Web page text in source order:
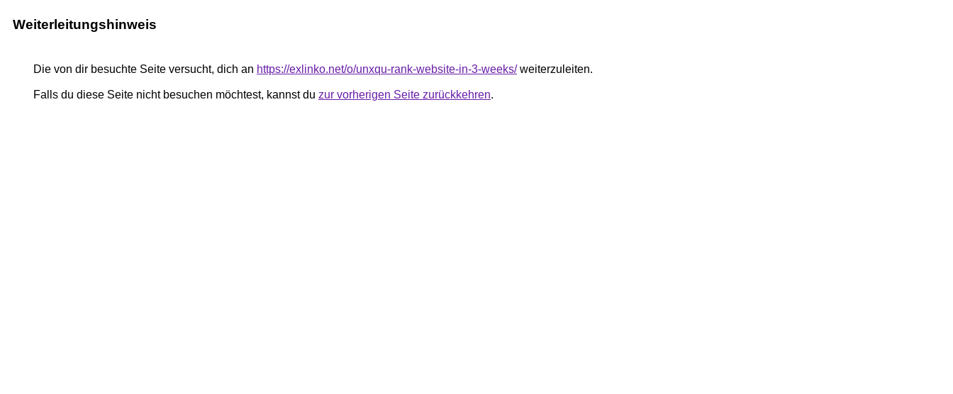
Weiterleitungshinweis
Die von dir besuchte Seite versucht, dich an https://exlinko.net/o/unxqu-rank-website-in-3-weeks/weiterzuleiten.
Falls du diese Seite nicht besuchen möchtest, kannst du zur vorherigen Seite zurückkehren.